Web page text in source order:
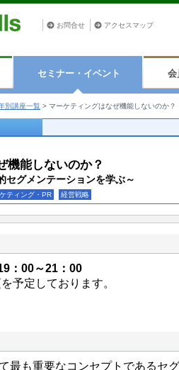
お問合せ アクセスマップ
セミナー・イベント 会
別講座一覧 > マーケティングはなぜ機能しないのか？
機能しないのか？
セグメンテーションを学ぶ～
ティング・PR 経営戦略
：00～21：00
予定しております。
最も重要なコンセプトであるセ